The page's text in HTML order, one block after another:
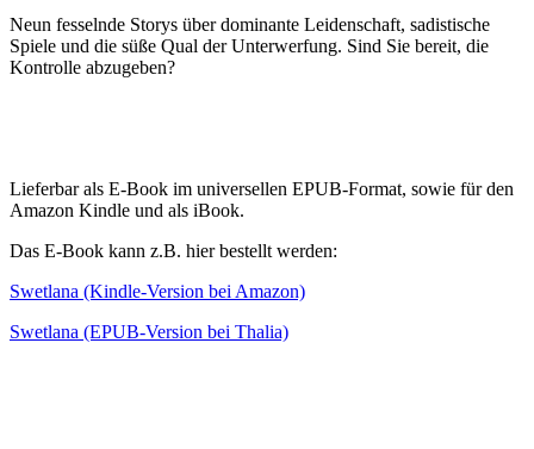
Neun fesselnde Storys über dominante Leidenschaft, sadistische
Spiele und die süße Qual der Unterwerfung. Sind Sie bereit, die
Kontrolle abzugeben?
Lieferbar als E-Book im universellen EPUB-Format, sowie für den
Amazon Kindle und als iBook.
Das E-Book kann z.B. hier bestellt werden:
Swetlana (Kindle-Version bei Amazon)
Swetlana (EPUB-Version bei Thalia)